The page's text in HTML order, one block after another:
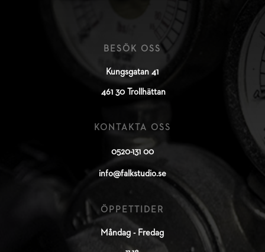
BESÖK OSS
Kungsgatan 41
461 30 Trollhättan
KONTAKTA OSS
0520-131 00
info@falkstudio.se
ÖPPETTIDER
Måndag - Fredag